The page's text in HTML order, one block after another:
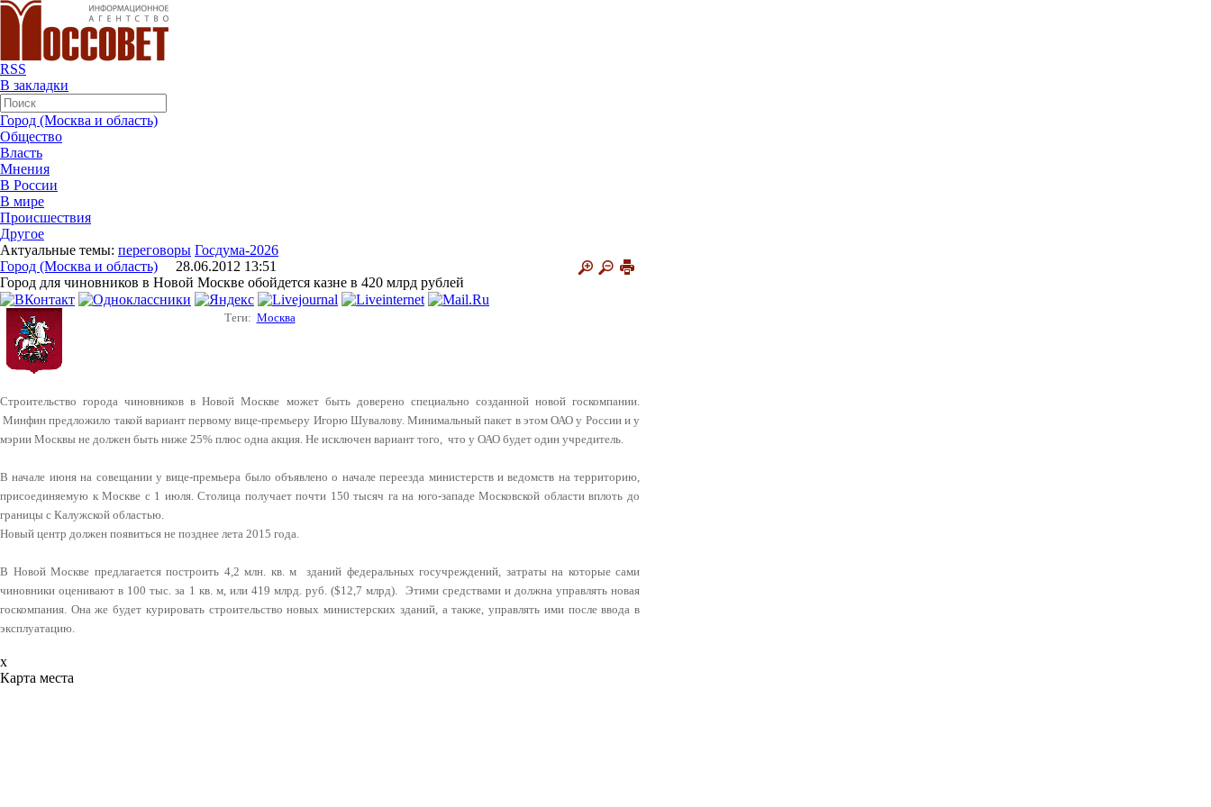
RSS
В закладки
Город (Москва и область)
Общество
Власть
Мнения
В России
В мире
Происшествия
Другое
Актуальные темы: переговоры Госдума-2026
Город (Москва и область) 28.06.2012 13:51
Город для чиновников в Новой Москве обойдется казне в 420 млрд рублей
Теги: Москва
Строительство города чиновников в Новой Москве может быть доверено специально созданной новой госкомпании.
Минфин предложило такой вариант первому вице-премьеру Игорю Шувалову. Минимальный пакет в этом ОАО у России и у
мэрии Москвы не должен быть ниже 25% плюс одна акция. Не исключен вариант того, что у ОАО будет один учредитель.
В начале июня на совещании у вице-премьера было объявлено о начале переезда министерств и ведомств на территорию,
присоединяемую к Москве с 1 июля. Столица получает почти 150 тысяч га на юго-западе Московской области вплоть до
границы с Калужской областью.
Новый центр должен появиться не позднее лета 2015 года.
В Новой Москве предлагается построить 4,2 млн. кв. м зданий федеральных госучреждений, затраты на которые сами
чиновники оценивают в 100 тыс. за 1 кв. м, или 419 млрд. руб. ($12,7 млрд). Этими средствами и должна управлять новая
госкомпания. Она же будет курировать строительство новых министерских зданий, а также, управлять ими после ввода в
эксплуатацию.
x
Карта места